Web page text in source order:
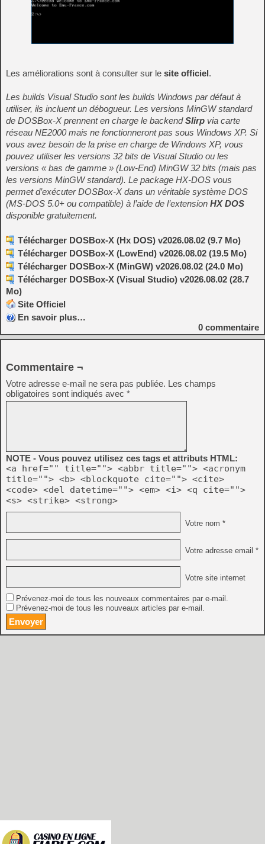
Les améliorations sont à consulter sur le site officiel.
Les builds Visual Studio sont les builds Windows par défaut à
utiliser, ils incluent un débogueur. Les versions MinGW standard
de DOSBox-X prennent en charge le backendSlirp via carte
réseau NE2000 mais ne fonctionneront pas sous Windows XP. Si
vous avez besoin de la prise en charge de Windows XP, vous
pouvez utiliser les versions 32 bits de Visual Studio ou les
versions « bas de gamme » (Low-End) MinGW 32 bits (mais pas
les versions MinGW standard). Le package HX-DOS vous
permet d’exécuter DOSBox-X dans un véritable système DOS
(MS-DOS 5.0+ ou compatible) à l’aide de l’extension HX DOS
disponible gratuitement.
Télécharger DOSBox-X (Hx DOS) v2026.08.02 (9.7 Mo)
Télécharger DOSBox-X (LowEnd) v2026.08.02 (19.5 Mo)
Télécharger DOSBox-X (MinGW) v2026.08.02 (24.0 Mo)
Télécharger DOSBox-X (Visual Studio) v2026.08.02 (28.7
Mo)
Site Officiel
En savoir plus…
0 commentaire
Commentaire ¬
Votre adresse e-mail ne sera pas publiée. Les champs
obligatoires sont indiqués avec *
NOTE - Vous pouvez utilisez ces tags et attributs HTML:
<a href="" title=""> <abbr title=""> <acronym
title=""> <b> <blockquote cite=""> <cite>
<code> <del datetime=""> <em> <i> <q cite="">
<s> <strike> <strong>
Votre nom *
Votre adresse email *
Votre site internet
Prévenez-moi de tous les nouveaux commentaires par e-mail.
Prévenez-moi de tous les nouveaux articles par e-mail.